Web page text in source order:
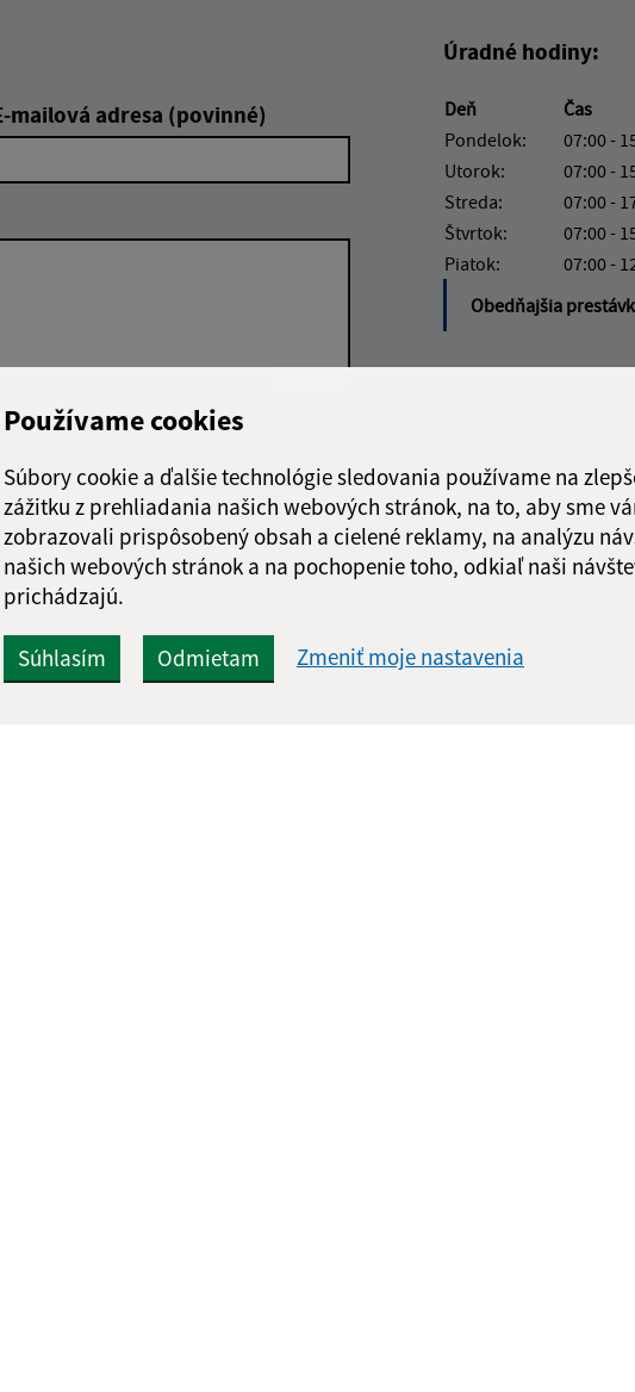
Používame cookies
Súbory cookie a ďalšie technológie sledovania používame na
zážitku z prehliadania našich webových stránok, na to, aby sme
zobrazovali prispôsobený obsah a cielené reklamy, na analýzu
našich webových stránok a na pochopenie toho, odkiaľ naši
prichádzajú.
Súhlasím Odmietam Zmeniť moje nastavenia
mailová adresa (povinné)
Úradné hodiny:
Deň
Čas
Pondelok:
07:00 -
Utorok:
07:00 -
Streda:
07:00 -
Štvrtok:
07:00 -
Piatok:
07:00 -
Obedňajšia